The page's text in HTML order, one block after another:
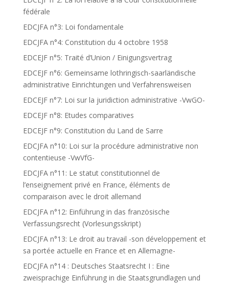
fédérale
EDCJFA n°3: Loi fondamentale
EDCJFA n°4: Constitution du 4 octobre 1958
EDCEJF n°5: Traité d’Union / Einigungsvertrag
EDCEJF n°6: Gemeinsame lothringisch-saarländische
administrative Einrichtungen und Verfahrensweisen
EDCEJF n°7: Loi sur la juridiction administrative -VwGO-
EDCEJF n°8: Etudes comparatives
EDCEJF n°9: Constitution du Land de Sarre
EDCJFA n°10: Loi sur la procédure administrative non
contentieuse -VwVfG-
EDCJFA n°11: Le statut constitutionnel de
l’enseignement privé en France, éléments de
comparaison avec le droit allemand
EDCJFA n°12: Einführung in das französische
Verfassungsrecht (Vorlesungsskript)
EDCJFA n°13: Le droit au travail -son développement et
sa portée actuelle en France et en Allemagne-
EDCJFA n°14 : Deutsches Staatsrecht I : Eine
zweisprachige Einführung in die Staatsgrundlagen und